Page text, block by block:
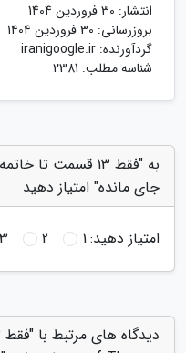
انتشار: 30 فروردین 1404
بروزرسانی: 30 فروردین 1404
گردآورنده: iranigoogle.ir
شناسه مطلب: 2381
جای مانده" امتیاز دهید
امتیاز دهید:1
2
3